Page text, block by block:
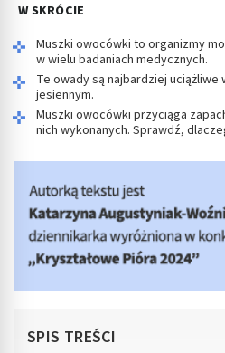
W SKRÓCIE
Muszki owocówki to organizmy
w wielu badaniach medycznych.
Te owady są najbardziej
jesiennym.
Muszki owocówki przyciąga
nich wykonanych. Sprawdź,
SPIS TREŚCI